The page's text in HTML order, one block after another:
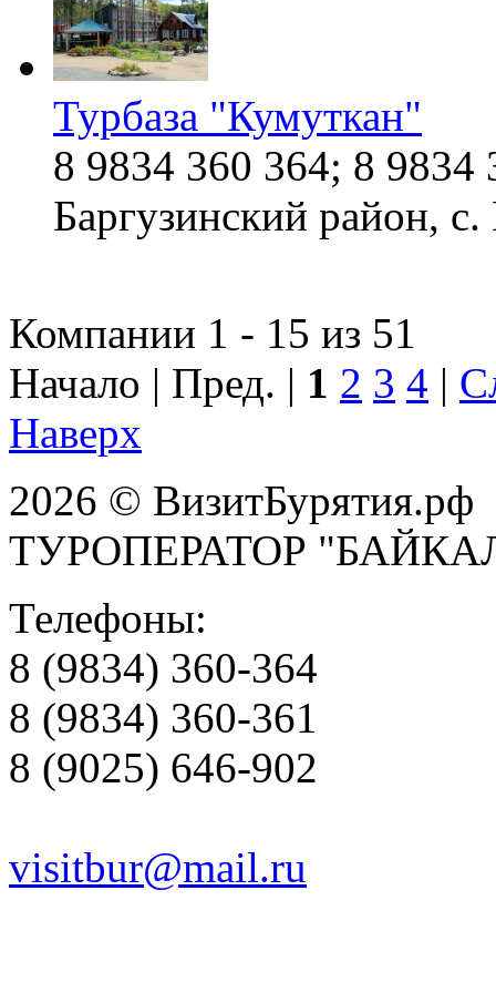
Турбаза "Кумуткан"
8 9834 360 364; 8 9834
Баргузинский район,
Компании 1 - 15 из 51
Начало | Пред. | 1 2 3 4 |
Наверх
2026 © ВизитБурятия.рф
ТУРОПЕРАТОР
Телефоны:
8 (9834) 360-364
8 (9834) 360-361
8 (9025) 646-902
visitbur@mail.ru